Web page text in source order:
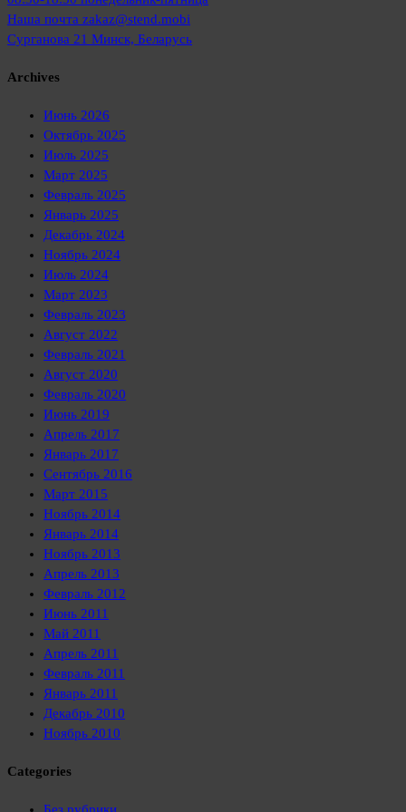
Наша почта zakaz@stend.mobi
Сурганова 21 Минск, Беларусь
Archives
Июнь 2026
Октябрь 2025
Июль 2025
Март 2025
Февраль 2025
Январь 2025
Декабрь 2024
Ноябрь 2024
Июль 2024
Март 2023
Февраль 2023
Август 2022
Февраль 2021
Август 2020
Февраль 2020
Июнь 2019
Апрель 2017
Январь 2017
Сентябрь 2016
Март 2015
Ноябрь 2014
Январь 2014
Ноябрь 2013
Апрель 2013
Февраль 2012
Июнь 2011
Май 2011
Апрель 2011
Февраль 2011
Январь 2011
Декабрь 2010
Ноябрь 2010
Categories